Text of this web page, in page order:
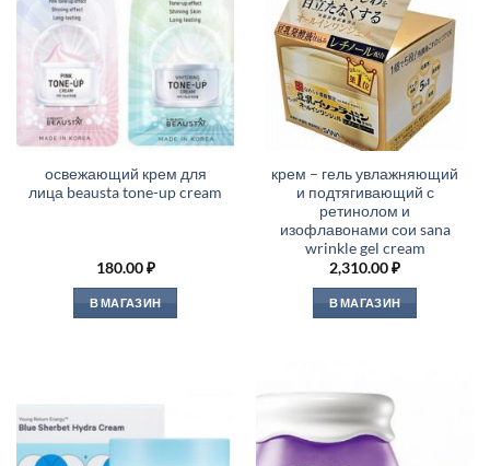
освежающий крем для
лица beausta tone-up cream
180.00₽
В МАГАЗИН
крем – гель увлажняющий
и подтягивающий с
ретинолом и
изофлавонами сои sana
wrinkle gel cream
2,310.00₽
В МАГАЗИН